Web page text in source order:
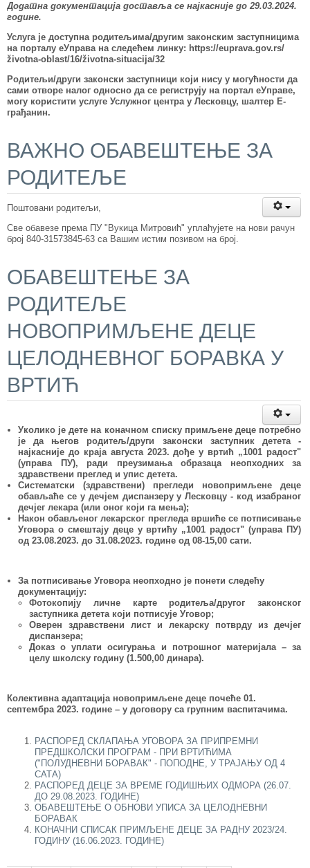
Додатна документација доставља се најкасније до 29.03.2024.
године.
Услуга је доступна родитељима/другим законским заступницима
на порталу еУправа на следећем линку: https://euprava.gov.rs/
životna-oblast/16/životna-situacija/32
Родитељи/други законски заступници који нису у могућности да
сами отворе налог односно да се региструју на портал еУправе,
могу користити услуге Услужног центра у Лесковцу, шалтер Е-
грађанин.
ВАЖНО ОБАВЕШТЕЊЕ ЗА
РОДИТЕЉЕ
Поштовани родитељи,
Све обавезе према ПУ "Вукица Митровић" уплаћујете на нови рачун
број 840-31573845-63 са Вашим истим позивом на број.
ОБАВЕШТЕЊЕ ЗА
РОДИТЕЉЕ
НОВОПРИМЉЕНЕ ДЕЦЕ
ЦЕЛОДНЕВНОГ БОРАВКА У
ВРТИЋ
Уколико је дете на коначном списку примљене деце потребно
је да његов родитељ/други законски заступник детета -
најкасније до краја aвгуста 2023. дође у вртић „1001 радост"
(управа ПУ), ради преузимања образаца неопходних за
здравствени преглед и упис детета.
Систематски (здравствени) прегледи новопримљене деце
обављаће се у дечјем диспанзеру у Лесковцу- код изабраног
дечјег лекара (или оног који га мења);
Након обављеног лекарског прегледа вршиће се потписивање
Уговора о смештају деце у вртићу „1001 радост" (управа ПУ)
од 23.08.2023. до 31.08.2023. године од 08-15,00 сати.
За потписивање Уговора неопходно је понети следећу
документацију:
Фотокопију личнекарте родитеља/другог законског
заступникадетета који потписује Уговор;
Оверен здравствени лист и лекарску потврду из дечјег
диспанзера;
Доказ о уплати осигурања и потрошног материјала – за
целу школску годину (1.500,00 динара).
Колективна адаптација новопримљене деце почеће 01.
септембра 2023. године – у договору са групним васпитачима.
РАСПОРЕД СКЛАПАЊА УГОВОРА ЗА ПРИПРЕМНИ
ПРЕДШКОЛСКИ ПРОГРАМ - ПРИ ВРТИЋИМА
("ПОЛУДНЕВНИ БОРАВАК" - ПОПОДНЕ, У ТРАЈАЊУ ОД 4
САТА)
РАСПОРЕД ДЕЦЕ ЗА ВРЕМЕ ГОДИШЊИХ ОДМОРА (26.07.
ДО 29.08.2023. ГОДИНЕ)
ОБАВЕШТЕЊЕ О ОБНОВИ УПИСА ЗА ЦЕЛОДНЕВНИ
БОРАВАК
КОНАЧНИ СПИСАК ПРИМЉЕНЕ ДЕЦЕ ЗА РАДНУ 2023/24.
ГОДИНУ (16.06.2023. ГОДИНЕ)